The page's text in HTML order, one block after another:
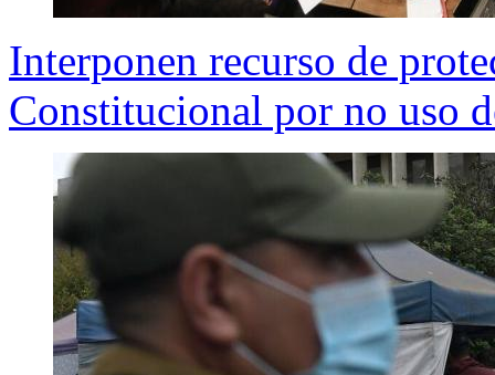
Interponen recurso de
Constitucional por no uso